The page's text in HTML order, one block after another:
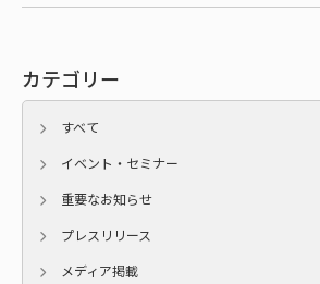
カテゴリー
すべて
イベント・セミナー
重要なお知らせ
プレスリリース
メディア掲載